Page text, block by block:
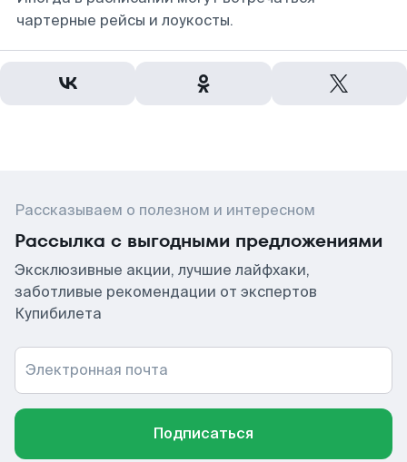
чартерные рейсы и лоукосты.
Рассказываем о полезном и интересном
Рассылка с выгодными предложениями
Эксклюзивные акции, лучшие лайфхаки,
заботливые рекомендации от экспертов
Купибилета
Электронная почта
Подписаться